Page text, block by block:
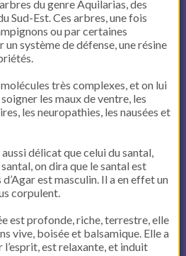
du genre Aquilarias, des
Sud-Est. Ces arbres, une fois
ou par certaines
système de défense, une résine
très complexes, et on lui
les maux de ventre, les
les neuropathies, les nausées et
délicat que celui du santal,
on dira que le santal est
est masculin. Il a en effet un
corpulent.
est profonde, riche, terrestre, elle
vive, boisée et balsamique. Elle a
est relaxante, et induit